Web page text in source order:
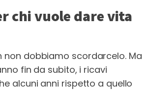
chi vuole dare vita
dobbiamo scordarcelo. Ma
fin da subito, i ricavi
alcuni anni rispetto a quello